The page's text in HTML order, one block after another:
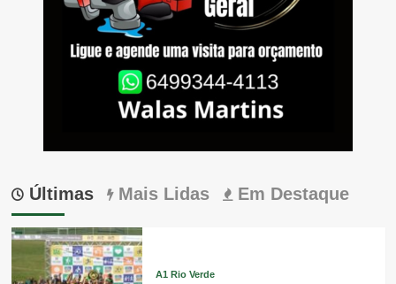
Últimas Mais Lidas Em Destaque
A1 Rio Verde